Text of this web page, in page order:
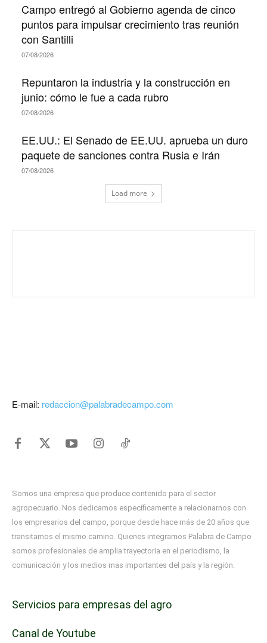
Campo entregó al Gobierno agenda de cinco
puntos para impulsar crecimiento tras reunión
con Santilli
07/08/2026
Repuntaron la industria y la construcción en
junio: cómo le fue a cada rubro
07/08/2026
EE.UU.: El Senado de EE.UU. aprueba un duro
paquete de sanciones contra Rusia e Irán
07/08/2026
Load more
E-mail: redaccion@palabradecampo.com
Somos una empresa que produce contenido para el sector
agropecuario. Nos dedicamos específicamente a relacionarnos con
los empresarios del campo, porque desde hace más de 20 años que
transitamos el mismo camino. Quienes integramos Palabra de Campo
somos profesionales de amplia trayectoria en el periodismo, la
comunicación y los medios mas importantes del país y la región.
Servicios para empresas del agro
Canal de Youtube